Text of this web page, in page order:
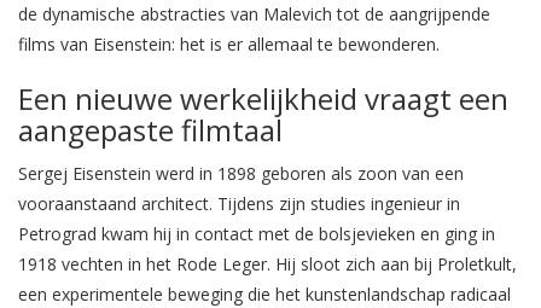
de dynamische abstracties van Malevich tot de aangrijpende
films van Eisenstein: het is er allemaal te bewonderen.
Een nieuwe werkelijkheid vraagt een
aangepaste filmtaal
Sergej Eisenstein werd in 1898 geboren als zoon van een
vooraanstaand architect. Tijdens zijn studies ingenieur in
Petrograd kwam hij in contact met de bolsjevieken en ging in
1918 vechten in het Rode Leger. Hij sloot zich aan bij Proletkult,
een experimentele beweging die het kunstenlandschap radicaal